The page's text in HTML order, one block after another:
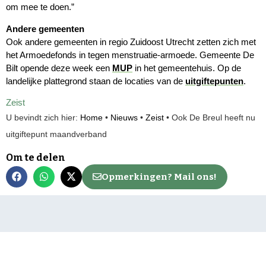
om mee te doen.”
Andere gemeenten
Ook andere gemeenten in regio Zuidoost Utrecht zetten zich met
het Armoedefonds in tegen menstruatie-armoede. Gemeente De
Bilt opende deze week een MUP in het gemeentehuis. Op de
landelijke plattegrond staan de locaties van de uitgiftepunten.
Zeist
U bevindt zich hier: Home • Nieuws • Zeist • Ook De Breul heeft nu
uitgiftepunt maandverband
Om te delen
Opmerkingen? Mail ons!